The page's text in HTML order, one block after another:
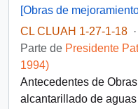
CL CLUAH 1-27-1-18 ·
Parte de Presidente
1994)
Antecedentes de
alcantarillado de